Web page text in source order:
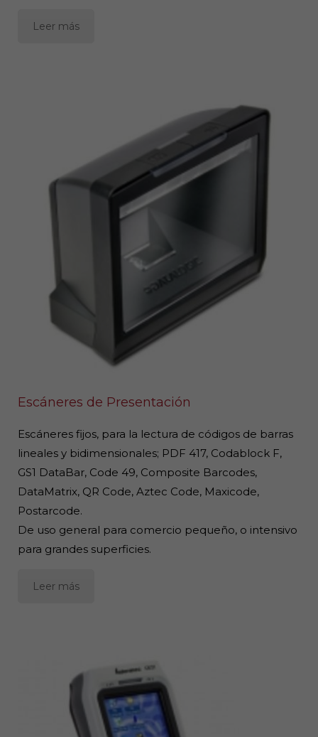
Leer más
Escáneres de Presentación
Escáneres fijos, para la lectura de códigos de barras
lineales y bidimensionales; PDF 417, Codablock F,
GS1 DataBar, Code 49, Composite Barcodes,
DataMatrix, QR Code, Aztec Code, Maxicode,
Postarcode.
De uso general para comercio pequeño, o intensivo
para grandes superficies.
Leer más